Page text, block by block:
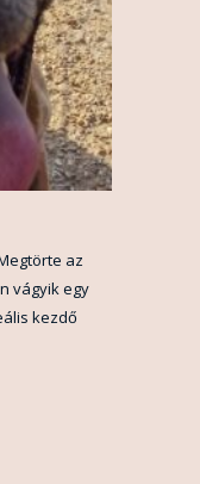
az
vágyik egy
kezdő